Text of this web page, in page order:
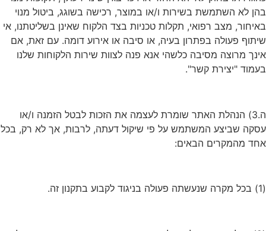
בהן לא השתמשת בשירות ו/או במוצר, רכישה בשוגג, ביטול מנוי
באיחור, מצב רפואי, תקלות טכניות בצד הלקוח שאינן בשליטתנו, אי
שיתוף פעולה בפתרון בעיה, או סיבה או אירוע דומה. עם זאת, אם
אינך מרוצה מסיבה כלשהי אנא פנה לצוות שירות הלקוחות שלנו
בעמוד "יצירת קשר".
ה.3) הנהלת האתר שומרת לעצמה את הזכות לבטל הזמנה ו/או
עסקה שביצע המשתמש על פי שיקול דעתה, לרבות, אך לא רק, בכל
אחד מהמקרים הבאים:
(1) בכל מקרה שנעשתה פעולה בניגוד לקבוע בתקנון זה.